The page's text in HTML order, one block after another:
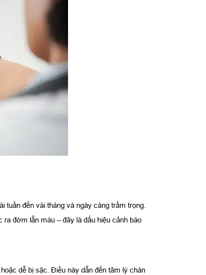
đến vài tháng và ngày càng trầm trọng.
đờm lẫn máu – đây là dấu hiệu cảnh báo
dễ bị sặc. Điều này dẫn đến tâm lý chán